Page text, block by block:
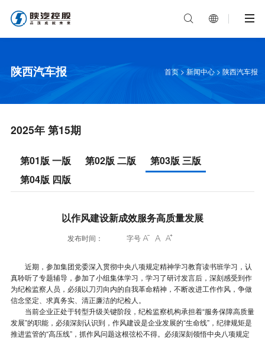
 
陕西汽车报 首页 > 新闻中心 > 陕西汽车报
2025年 第15期
第01版 一版 第02版 二版
第03版 三版
第04版 四版
以作风建设新成效服务高质量发展
发布时间： 字号   
近期，参加集团党委深入贯彻中央八项规定精神学习教育读书班学习，认
真聆听了专题辅导，参加了小组集体学习，学习了研讨发言后，深刻感受到作
为纪检监察人员，必须以刀刃向内的自我革命精神，不断改进工作作风，争做
信念坚定、求真务实、清正廉洁的纪检人。
当前企业正处于转型升级关键阶段，纪检监察机构承担着“服务保障高质量
发展”的职能，必须深刻认识到，作风建设是企业发展的“生命线”，纪律规矩是
推进监管的“高压线”，抓作风问题这根弦松不得。必须深刻领悟中央八项规定